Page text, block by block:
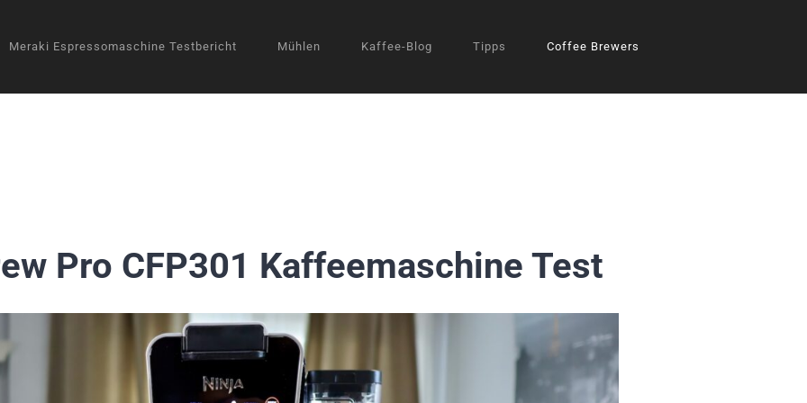
Meraki Espressomaschine Testbericht Mühlen Kaffee-Blog Tipps Coffee Brewers
Pro CFP301 Kaffeemaschine Test